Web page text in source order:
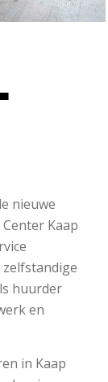
nieuwe
Kaap
huurder
en
in Kaap